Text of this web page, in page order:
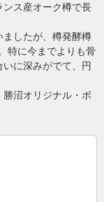
ス産オーク樽で長
ましたが、樽発酵樽
特に今までよりも骨
に深みがでて、円
沼オリジナル・ボ